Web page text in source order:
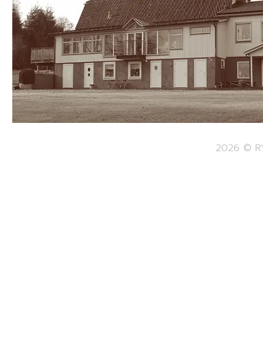
2026 ©